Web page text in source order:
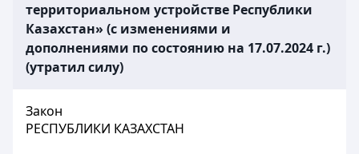
территориальном устройстве Республики
Казахстан» (с изменениями и
дополнениями по состоянию на 17.07.2024 г.)
(утратил силу)
Закон
РЕСПУБЛИКИ КАЗАХСТАН